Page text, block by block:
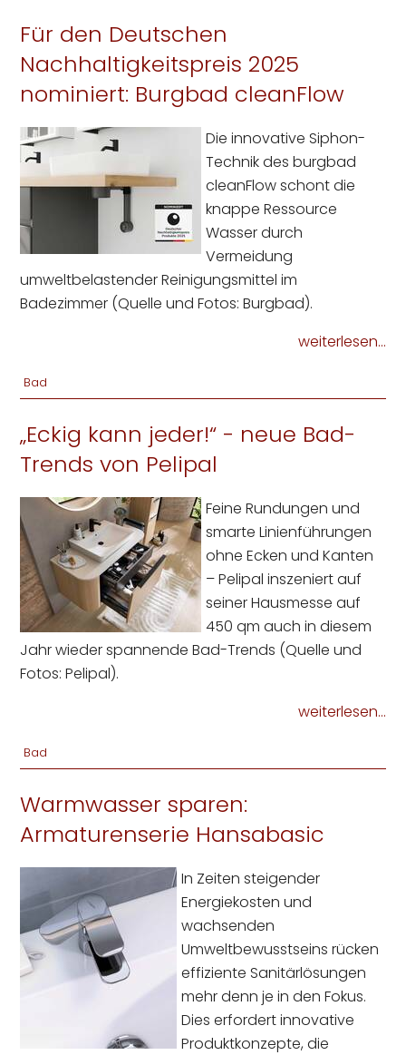
Für den Deutschen
Nachhaltigkeitspreis 2025
nominiert: Burgbad cleanFlow
Die innovative Siphon-
Technik des burgbad
cleanFlow schont die
knappe Ressource
Wasser durch
Vermeidung
umweltbelastender Reinigungsmittel im
Badezimmer (Quelle und Fotos: Burgbad).
weiterlesen...
Bad
„Eckig kann jeder!“ - neue Bad-
Trends von Pelipal
Feine Rundungen und
smarte Linienführungen
ohne Ecken und Kanten
– Pelipal inszeniert auf
seiner Hausmesse auf
450 qm auch in diesem
Jahr wieder spannende Bad-Trends (Quelle und
Fotos: Pelipal).
weiterlesen...
Bad
Warmwasser sparen:
Armaturenserie Hansabasic
In Zeiten steigender
Energiekosten und
wachsenden
Umweltbewusstseins rücken
effiziente Sanitärlösungen
mehr denn je in den Fokus.
Dies erfordert innovative
Produktkonzepte, die